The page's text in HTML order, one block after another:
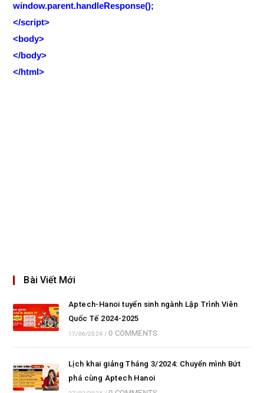
window.parent.handleResponse();
</script>
<body>
</body>
</html>
Bài Viết Mới
Aptech-Hanoi tuyển sinh ngành Lập Trình Viên
Quốc Tế 2024-2025
17/06/2024 / 0 COMMENTS
Lịch khai giảng Tháng 3/2024: Chuyển mình Bứt
phá cùng Aptech Hanoi